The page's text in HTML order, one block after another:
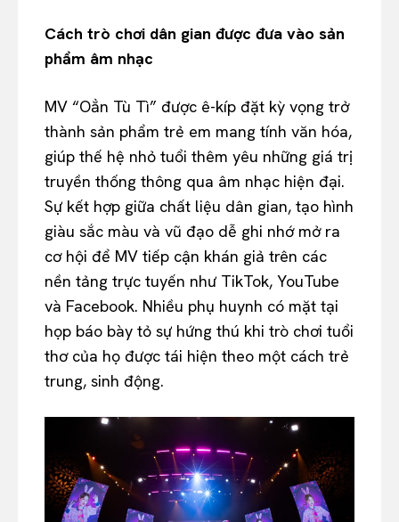
Cách trò chơi dân gian được đưa vào sản
phẩm âm nhạc
MV “Oẳn Tù Tì” được ê-kíp đặt kỳ vọng trở
thành sản phẩm trẻ em mang tính văn hóa,
giúp thế hệ nhỏ tuổi thêm yêu những giá trị
truyền thống thông qua âm nhạc hiện đại.
Sự kết hợp giữa chất liệu dân gian, tạo hình
giàu sắc màu và vũ đạo dễ ghi nhớ mở ra
cơ hội để MV tiếp cận khán giả trên các
nền tảng trực tuyến như TikTok, YouTube
và Facebook. Nhiều phụ huynh có mặt tại
họp báo bày tỏ sự hứng thú khi trò chơi tuổi
thơ của họ được tái hiện theo một cách trẻ
trung, sinh động.